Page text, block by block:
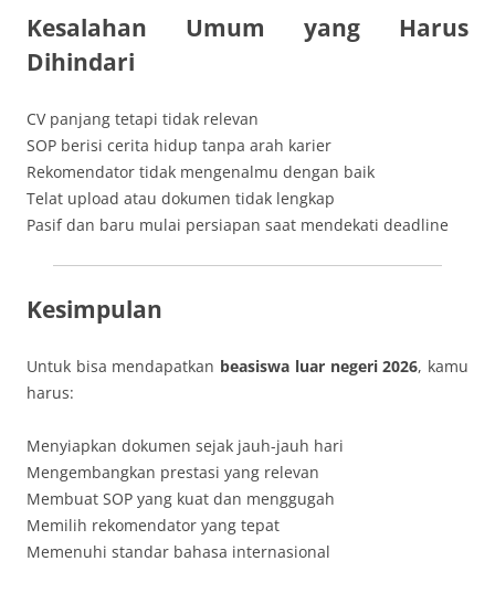
Kesalahan Umum yang Harus
Dihindari
CV panjang tetapi tidak relevan
SOP berisi cerita hidup tanpa arah karier
Rekomendator tidak mengenalmu dengan baik
Telat upload atau dokumen tidak lengkap
Pasif dan baru mulai persiapan saat mendekati deadline
Kesimpulan
Untuk bisa mendapatkan beasiswa luar negeri 2026, kamu
harus:
Menyiapkan dokumen sejak jauh-jauh hari
Mengembangkan prestasi yang relevan
Membuat SOP yang kuat dan menggugah
Memilih rekomendator yang tepat
Memenuhi standar bahasa internasional